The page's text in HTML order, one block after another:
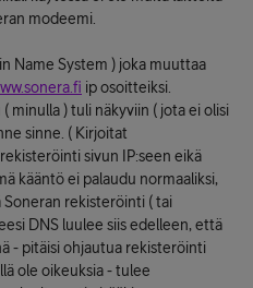
modeemi.
Name System ) joka muuttaa
ip osoitteiksi.
minulla ) tuli näkyviin ( jota ei olisi
sinne. ( Kirjoitat
sivun IP:seen eikä
kääntö ei palaudu normaaliksi,
Soneran rekisteröinti ( tai
DNS luulee siis edelleen, että
- pitäisi ohjautua rekisteröinti
ole oikeuksia - tulee